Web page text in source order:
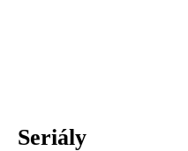
Seriály